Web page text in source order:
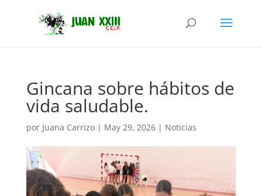
Gincana sobre hábitos de
vida saludable.
por Juana Carrizo| May 29, 2026| Noticias